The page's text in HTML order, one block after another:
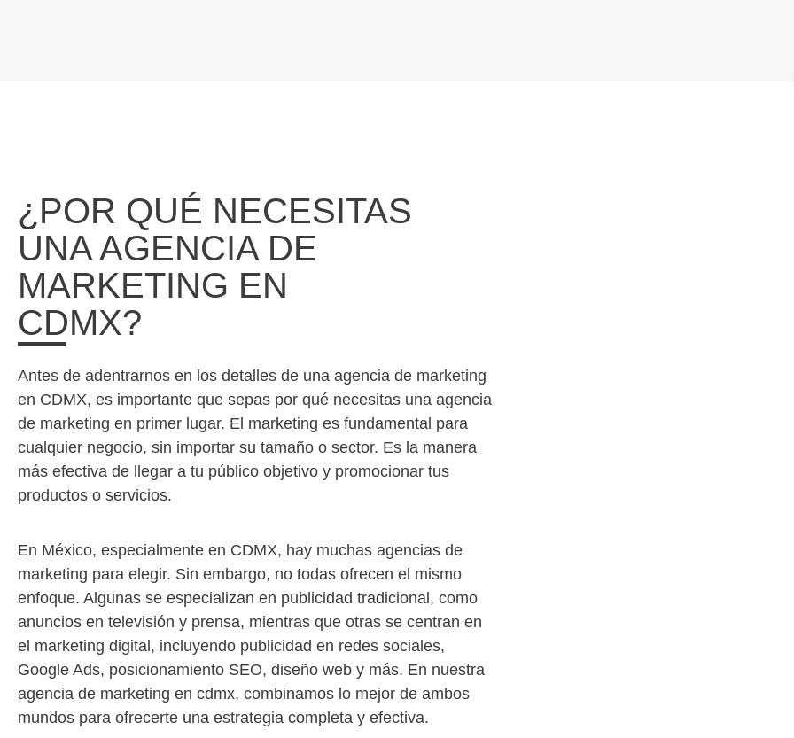
¿POR QUÉ NECESITAS
UNA AGENCIA DE
MARKETING EN
CDMX?
Antes de adentrarnos en los detalles de una agencia de marketing
en CDMX, es importante que sepas por qué necesitas una agencia
de marketing en primer lugar. El marketing es fundamental para
cualquier negocio, sin importar su tamaño o sector. Es la manera
más efectiva de llegar a tu público objetivo y promocionar tus
productos o servicios.
En México, especialmente en CDMX, hay muchas agencias de
marketing para elegir. Sin embargo, no todas ofrecen el mismo
enfoque. Algunas se especializan en publicidad tradicional, como
anuncios en televisión y prensa, mientras que otras se centran en
el marketing digital, incluyendo publicidad en redes sociales,
Google Ads, posicionamiento SEO, diseño web y más. En nuestra
agencia de marketing en cdmx, combinamos lo mejor de ambos
mundos para ofrecerte una estrategia completa y efectiva.